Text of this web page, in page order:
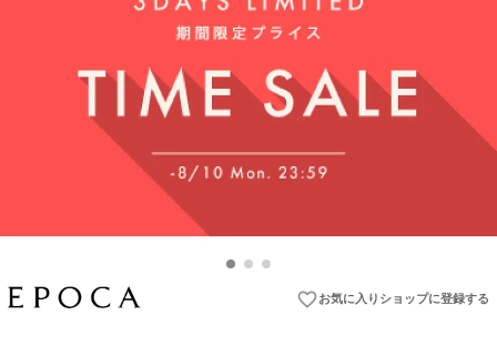
favorite_borderお気に入りショップに登録する